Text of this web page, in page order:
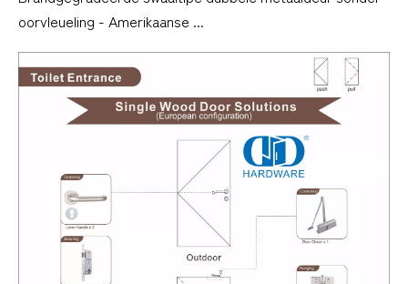
oorvleueling - Amerikaanse ...